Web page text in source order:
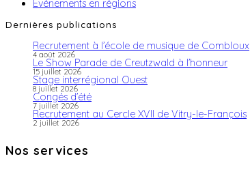
Evénements en régions
Dernières publications
Recrutement à l’école de musique de Combloux
4 août 2026
Le Show Parade de Creutzwald à l’honneur
15 juillet 2026
Stage interrégional Ouest
8 juillet 2026
Congés d’été
7 juillet 2026
Recrutement au Cercle XVII de Vitry-le-François
2 juillet 2026
Nos services